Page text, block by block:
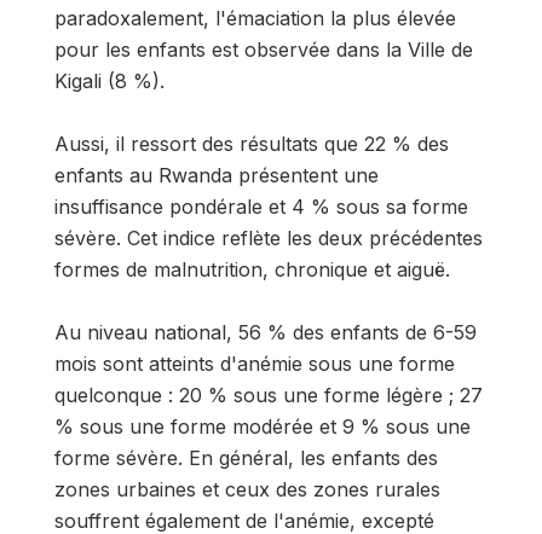
paradoxalement, l'émaciation la plus élevée
pour les enfants est observée dans la Ville de
Kigali (8 %).
Aussi, il ressort des résultats que 22 % des
enfants au Rwanda présentent une
insuffisance pondérale et 4 % sous sa forme
sévère. Cet indice reflète les deux précédentes
formes de malnutrition, chronique et aiguë.
Au niveau national, 56 % des enfants de 6-59
mois sont atteints d'anémie sous une forme
quelconque : 20 % sous une forme légère ; 27
% sous une forme modérée et 9 % sous une
forme sévère. En général, les enfants des
zones urbaines et ceux des zones rurales
souffrent également de l'anémie, excepté